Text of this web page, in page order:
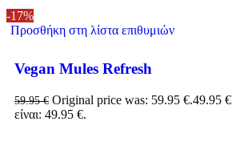
-17%
Προσθήκη στη λίστα επιθυμιών
Vegan Mules Refresh
59.95€ Original price was: 59.95 €.49.95 €
είναι: 49.95 €.